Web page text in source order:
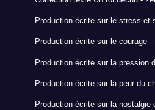
Production écrite sur le stress et
Production écrite sur le courage
Production écrite sur la pression
Production écrite sur la peur du
Production écrite sur la nostalgie